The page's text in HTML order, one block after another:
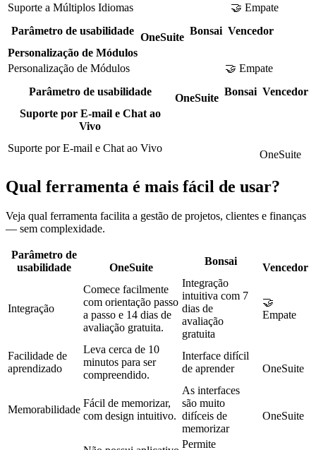
Suporte a Múltiplos Idiomas
🤝 Empate
Parâmetro de usabilidade
OneSuite
Bonsai Vencedor
Personalização de Módulos
Personalização de Módulos
🤝 Empate
Parâmetro de usabilidade
OneSuite
Bonsai Vencedor
Suporte por E-mail e Chat ao
Vivo
Suporte por E-mail e Chat ao Vivo
OneSuite
Qual ferramenta é mais fácil de usar?
Veja qual ferramenta facilita a gestão de projetos, clientes e finanças
— sem complexidade.
Parâmetro de
usabilidade
OneSuite
Bonsai
Vencedor
Integração
Comece facilmente
com orientação passo
a passo e 14 dias de
avaliação gratuita.
Integração
intuitiva com 7
dias de
avaliação
gratuita
🤝
Empate
Facilidade de
aprendizado
Leva cerca de 10
minutos para ser
compreendido.
Interface difícil
de aprender
OneSuite
Memorabilidade
Fácil de memorizar,
com design intuitivo.
As interfaces
são muito
difíceis de
memorizar
OneSuite
Permite